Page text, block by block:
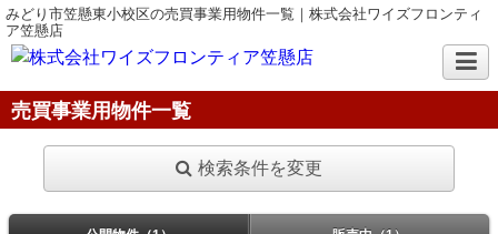
みどり市笠懸東小校区の売買事業用物件一覧｜株式会社ワイズフロンティ
ア笠懸店
売買事業用物件一覧
検索条件を変更